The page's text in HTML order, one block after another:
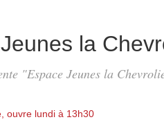
la
"Espace Jeunes la
ouvre lundi à 13h30